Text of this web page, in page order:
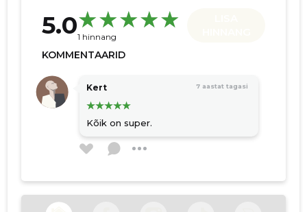
5.01 hinnang
KOMMENTAARID
Kert 7 aastat tagasi
Kõik on super.